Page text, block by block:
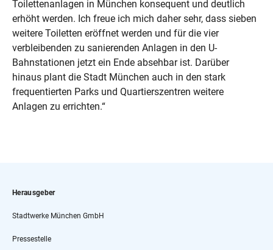
Toilettenanlagen in München konsequent und deutlich
erhöht werden. Ich freue ich mich daher sehr, dass sieben
weitere Toiletten eröffnet werden und für die vier
verbleibenden zu sanierenden Anlagen in den U-
Bahnstationen jetzt ein Ende absehbar ist. Darüber
hinaus plant die Stadt München auch in den stark
frequentierten Parks und Quartierszentren weitere
Anlagen zu errichten.“
Herausgeber
Stadtwerke München GmbH
Pressestelle